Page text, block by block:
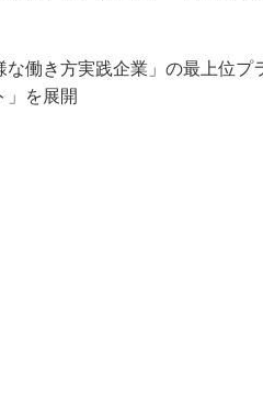
働き方実践企業」の最上位プ
」を展開